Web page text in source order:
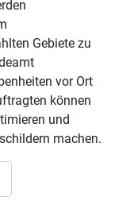
Gebiete zu
vor Ort
können
und
machen.